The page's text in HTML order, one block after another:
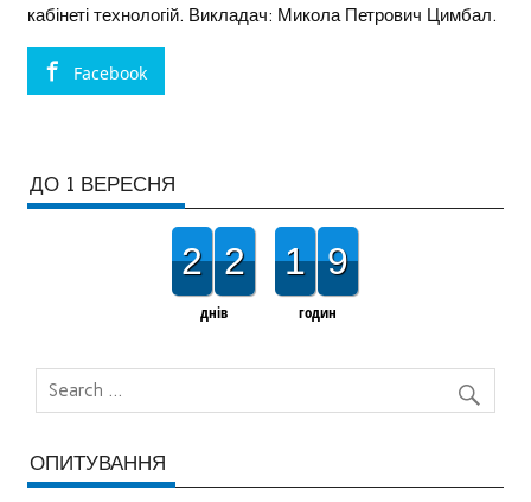
кабінеті технологій. Викладач: Микола Петрович Цимбал.
Facebook
ДО 1 ВЕРЕСНЯ
2 2
днів
1 9
годин
ОПИТУВАННЯ